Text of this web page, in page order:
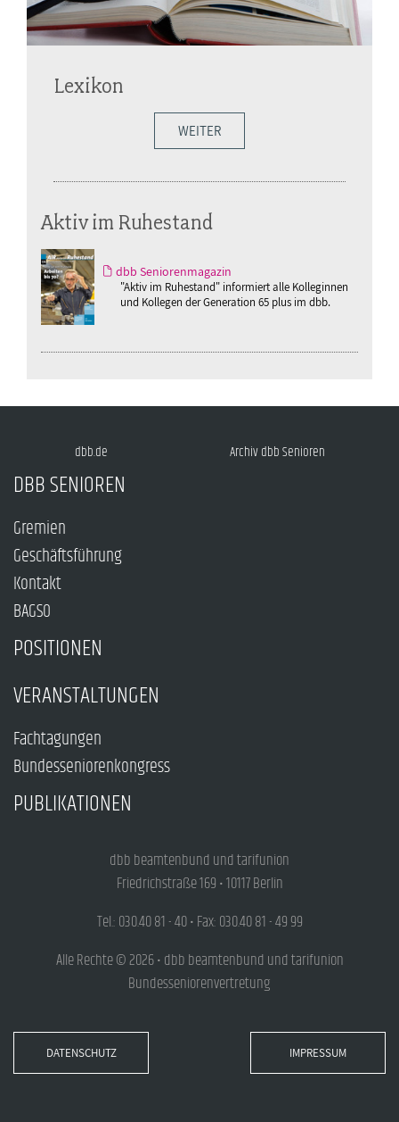
Lexikon
WEITER
Aktiv im Ruhestand
dbb Seniorenmagazin
"Aktiv im Ruhestand" informiert alle Kolleginnen
und Kollegen der Generation 65 plus im dbb.
dbb.de Archiv dbb Senioren
DBB SENIOREN
Gremien
Geschäftsführung
Kontakt
BAGSO
POSITIONEN
VERANSTALTUNGEN
Fachtagungen
Bundesseniorenkongress
PUBLIKATIONEN
dbb beamtenbund und tarifunion
Friedrichstraße 169 • 10117 Berlin
Tel.: 030.40 81 - 40 • Fax: 030.40 81 - 49 99
Alle Rechte © 2026 • dbb beamtenbund und tarifunion
Bundesseniorenvertretung
DATENSCHUTZ IMPRESSUM